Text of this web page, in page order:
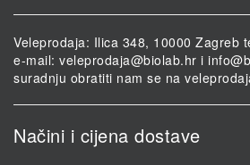
Veleprodaja: Ilica 348, 10000 Zagreb
e-mail: veleprodaja@biolab.hr i
suradnju obratiti nam se na
Načini i cijena dostave